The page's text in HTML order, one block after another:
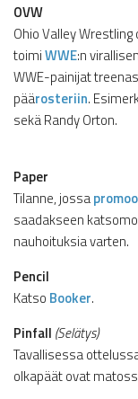
OVW
Ohio Valley
toimiWWE:n
WWE-painijat
päärosteriin.
sekä Randy Orton.
Paper
Tilanne, jossa
saadakseen
nauhoituksia varten.
Pencil
Katso Booker.
Pinfall (Selätys)
Tavallisessa
olkapäät ovat